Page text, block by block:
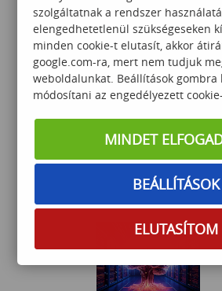
PowerBI haladó
110 000Ft
szolgáltatnak a rendszer
elengedhetetlenül szükségeseken
minden cookie-t elutasít, akkor
google.com-ra, mert nem tudjuk
weboldalunkat. Beállítások
módosítani az engedélyezett
MINDET
BEÁLLÍTÁSOK
ELUTASÍTOM